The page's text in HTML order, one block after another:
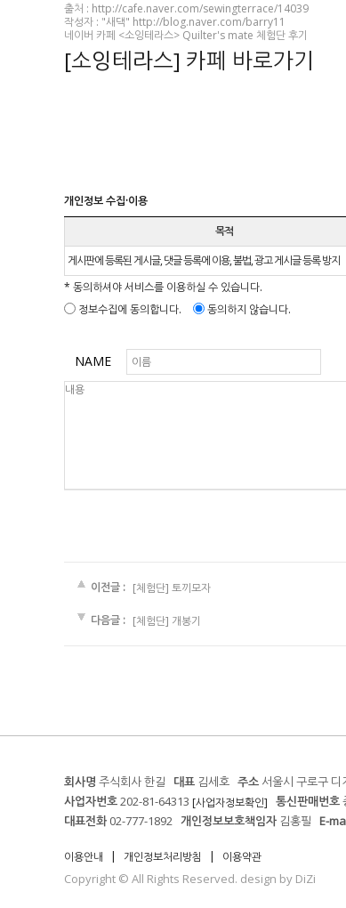
출처 : http://cafe.naver.com/sewingterrace/14039
작성자 : "새댁" http://blog.naver.com/barry11
네이버 카페 <소잉테라스> Quilter's mate 체험단 후기
[소잉테라스] 카페 바로가기
개인정보 수집·이용
목적
게시판에 등록된 게시글, 댓글 등록에 이용, 불법, 광고 게시글 등록 방지
* 동의하셔야 서비스를 이용하실 수 있습니다.
정보수집에 동의합니다.
동의하지 않습니다.
NAME
이전글 : [체험단] 토끼모자
다음글 : [체험단] 개봉기
회사명 주식회사 한길 대표 김세호 주소 서울시 구로구
사업자번호202-81-64313 [사업자정보확인] 통신판매번호
대표전화 02-777-1892 개인정보보호책임자 김홍필 E-
이용안내 | 개인정보처리방침 | 이용약관
Copyright © All Rights Reserved. design by DiZi